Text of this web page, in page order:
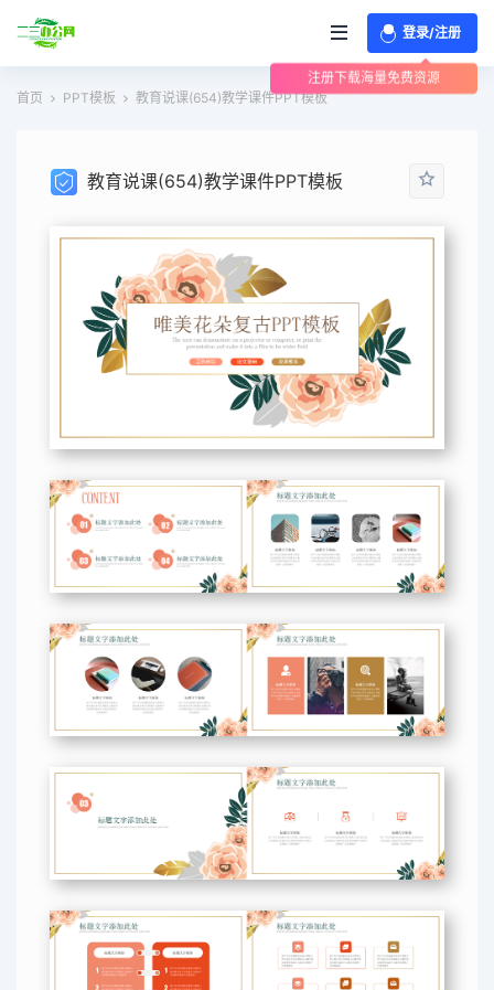
登录/注册
注册下载海量免费资源
首页
PPT模板 教育说课(654)教学课件PPT模板
教育说课(654)教学课件PPT模板